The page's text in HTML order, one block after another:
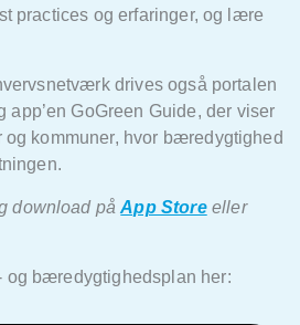
practices og erfaringer, og lære
drives også portalen
app’en GoGreen Guide, der viser
kommuner, hvor bæredygtighed
download påApp Storeeller
bæredygtighedsplan her: